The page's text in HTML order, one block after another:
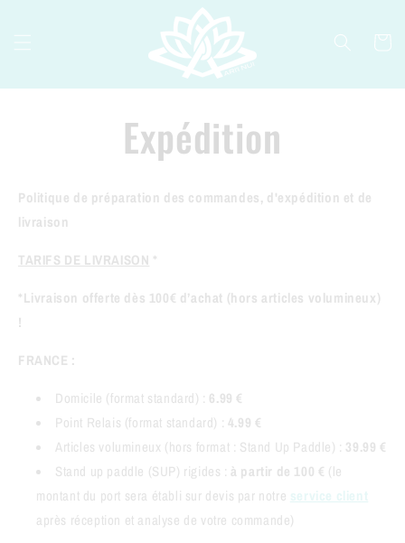
Panier
Expédition
Politique de préparation des commandes, d'expédition et de
livraison
TARIFS DE LIVRAISON *
*Livraison offerte dès 100€ d’achat (hors articles volumineux)
!
FRANCE :
Domicile (format standard) : 6.99 €
Point Relais (format standard) : 4.99 €
Articles volumineux (hors format : Stand Up Paddle) : 39.99 €
Stand up paddle (SUP) rigides : à partir de 100 € (le
montant du port sera établi sur devis par notre service client
après réception et analyse de votre commande)